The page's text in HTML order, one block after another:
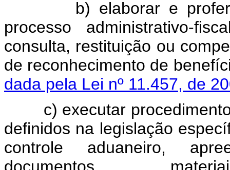
b) elaborar e
processo
administrativo-
consulta, restituição ou
de reconhecimento de
dada pela Lei nº 11.457, de
c) executar
definidos na legislação
controle
aduaneiro,
documentos,